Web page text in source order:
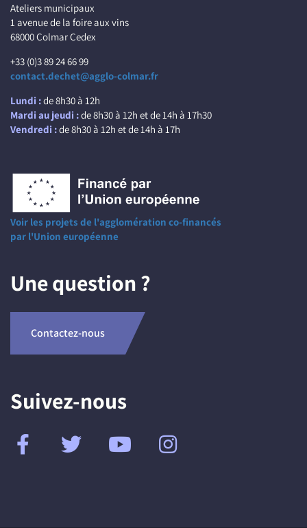
Ateliers municipaux
1 avenue de la foire aux vins
68000 Colmar Cedex
+33 (0)3 89 24 66 99
contact.dechet@agglo-colmar.fr
Lundi :de 8h30 à 12h
Mardi au jeudi :de 8h30 à 12h et de 14h à 17h30
Vendredi :de 8h30 à 12h et de 14h à 17h
Voir les projets de l'agglomération co-financés
par l'Union européenne
Une question ?
Contactez-nous
Suivez-nous